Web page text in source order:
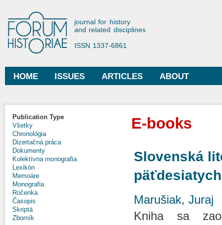
Forum Historiae
journal for history
and related disciplines
ISSN 1337-6861
Main menu
HOME ISSUES ARTICLES ABOUT
Publication Type
Všetky
Chronológia
Dizertačná práca
Dokumenty
Kolektívna monografia
Lexikón
Memoáre
Monografia
Ročenka
Časopis
Skriptá
Zborník
E-books
Slovenská
Marušiak, Juraj
Kniha sa